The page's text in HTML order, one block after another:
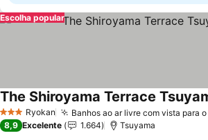
Escolha popular
3 EstrelasRyokan Banhos ao ar livre com vista para
The Shiroyama Terrace
8,9 Excelente 1.664 Tsuyama